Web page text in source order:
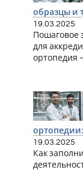
образцы и
19.03.2025
для
ортопедия
ортопедии:
19.03.2025
Как